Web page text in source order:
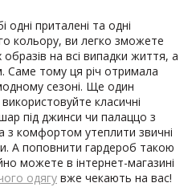
приталені та одні
кольору, ви легко зможете
на всі випадки життя, а
Саме тому ця річ отримала
сезоні. Ще один
класичні
під джинси чи палаццо з
комфортом утеплити звичні
А поповнити гардероб такою
можете в інтернет-магазині
одягу вже чекають на вас!